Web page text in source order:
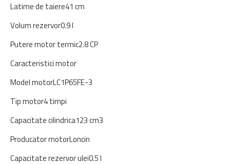
Latime de taiere41 cm
Volum rezervor0.9 l
Putere motor termic2.8 CP
Caracteristici motor
Model motorLC1P65FE-3
Tip motor4 timpi
Capacitate cilindrica123 cm3
Producator motorLoncin
Capacitate rezervor ulei0.5 l